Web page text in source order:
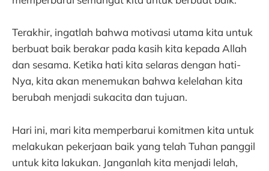
Terakhir, ingatlah bahwa motivasi utama kita untuk
berbuat baik berakar pada kasih kita kepada Allah
dan sesama. Ketika hati kita selaras dengan hati-
Nya, kita akan menemukan bahwa kelelahan kita
berubah menjadi sukacita dan tujuan.
Hari ini, mari kita memperbarui komitmen kita untuk
melakukan pekerjaan baik yang telah Tuhan panggil
untuk kita lakukan. Janganlah kita menjadi lelah,